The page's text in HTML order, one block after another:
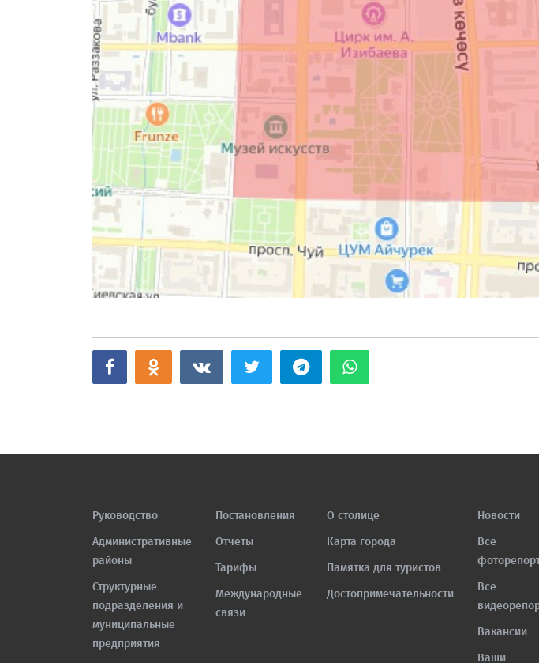
Руководство
Административные
районы
Структурные
подразделения и
муниципальные
предприятия
Постановления
Отчеты
Тарифы
Международные
связи
О столице
Карта города
Памятка для туристов
Достопримечательности
Новости
Все
Все
Вакансии
Ваши